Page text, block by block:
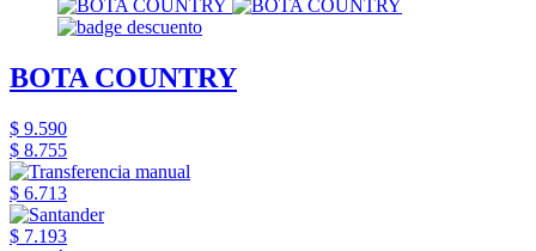
BOTA COUNTRY
$ 9.590
$ 8.755
$ 6.713
$ 7.193